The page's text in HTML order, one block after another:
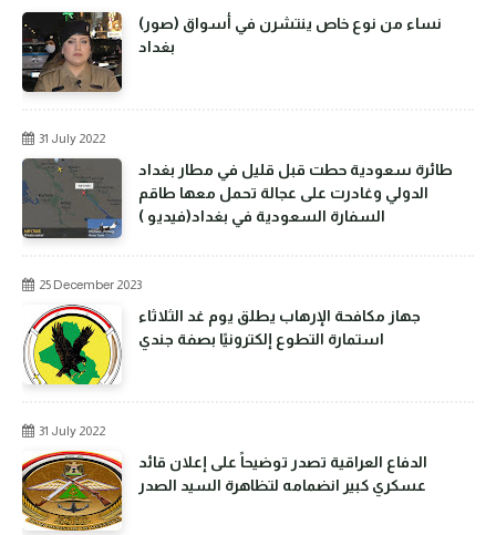
(صور) نساء من نوع خاص ينتشرن في أسواق
بغداد
31 July 2022
طائرة سعودية حطت قبل قليل في مطار بغداد
الدولي وغادرت على عجالة تحمل معها طاقم
السفارة السعودية في بغداد(فيديو )
25 December 2023
جهاز مكافحة الإرهاب يطلق يوم غد الثلاثاء
استمارة التطوع إلكترونيًا بصفة جندي
31 July 2022
الدفاع العراقية تصدر توضيحاً على إعلان قائد
عسكري كبير انضمامه لتظاهرة السيد الصدر